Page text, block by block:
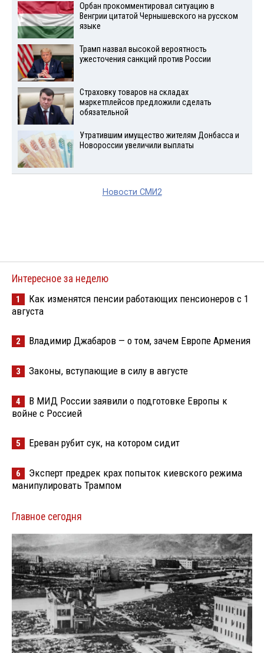
Орбан прокомментировал ситуацию в
Венгрии цитатой Чернышевского на русском
языке
Трамп назвал высокой вероятность
ужесточения санкций против России
Страховку товаров на складах
маркетплейсов предложили сделать
обязательной
Утратившим имущество жителям Донбасса и
Новороссии увеличили выплаты
Новости СМИ2
Интересное за неделю
1
Как изменятся пенсии работающих пенсионеров с 1
августа
2 Владимир Джабаров — о том, зачем Европе Армения
3 Законы, вступающие в силу в августе
4
В МИД России заявили о подготовке Европы к
войне с Россией
5 Ереван рубит сук, на котором сидит
6
Эксперт предрек крах попыток киевского режима
манипулировать Трампом
Главное сегодня